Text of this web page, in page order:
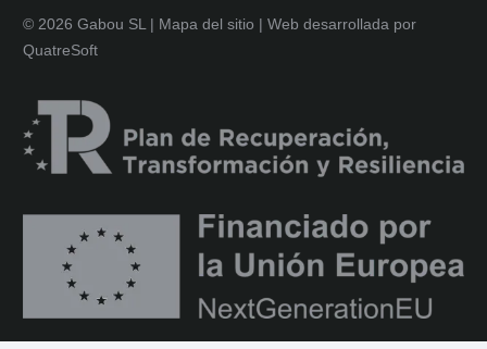
© 2026 Gabou SL | Mapa del sitio | Web desarrollada por
QuatreSoft